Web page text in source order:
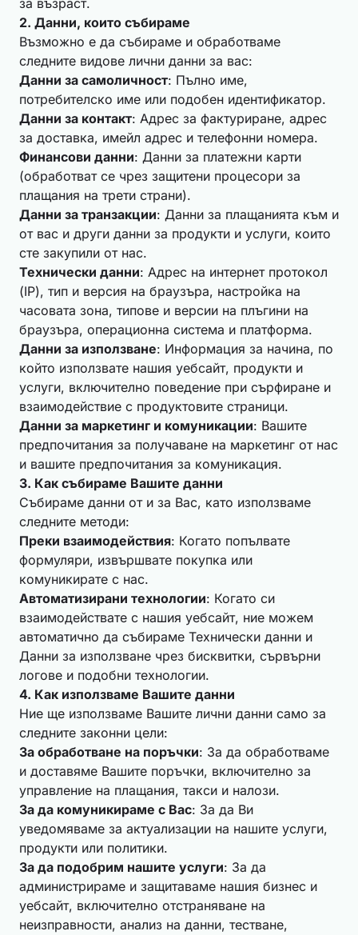
за възраст.
2. Данни, които събираме
Възможно е да събираме и обработваме
следните видове лични данни за вас:
Данни за самоличност: Пълно име,
потребителско име или подобен идентификатор.
Данни за контакт: Адрес за фактуриране, адрес
за доставка, имейл адрес и телефонни номера.
Финансови данни: Данни за платежни карти
(обработват се чрез защитени процесори за
плащания на трети страни).
Данни за транзакции: Данни за плащанията към и
от вас и други данни за продукти и услуги, които
сте закупили от нас.
Технически данни: Адрес на интернет протокол
(IP), тип и версия на браузъра, настройка на
часовата зона, типове и версии на плъгини на
браузъра, операционна система и платформа.
Данни за използване: Информация за начина, по
който използвате нашия уебсайт, продукти и
услуги, включително поведение при сърфиране и
взаимодействие с продуктовите страници.
Данни за маркетинг и комуникации: Вашите
предпочитания за получаване на маркетинг от нас
и вашите предпочитания за комуникация.
3. Как събираме Вашите данни
Събираме данни от и за Вас, като използваме
следните методи:
Преки взаимодействия: Когато попълвате
формуляри, извършвате покупка или
комуникирате с нас.
Автоматизирани технологии: Когато си
взаимодействате с нашия уебсайт, ние можем
автоматично да събираме Технически данни и
Данни за използване чрез бисквитки, сървърни
логове и подобни технологии.
4. Как използваме Вашите данни
Ние ще използваме Вашите лични данни само за
следните законни цели:
За обработване на поръчки: За да обработваме
и доставяме Вашите поръчки, включително за
управление на плащания, такси и налози.
За да комуникираме с Вас: За да Ви
уведомяваме за актуализации на нашите услуги,
продукти или политики.
За да подобрим нашите услуги: За да
администрираме и защитаваме нашия бизнес и
уебсайт, включително отстраняване на
неизправности, анализ на данни, тестване,